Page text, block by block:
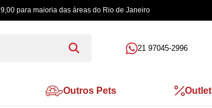
para maioria das áreas do Rio de Janeiro
21 97045-2996
Outros Pets Outlet